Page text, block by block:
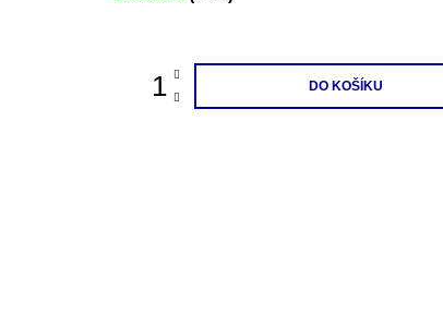
DO KOŠÍKU